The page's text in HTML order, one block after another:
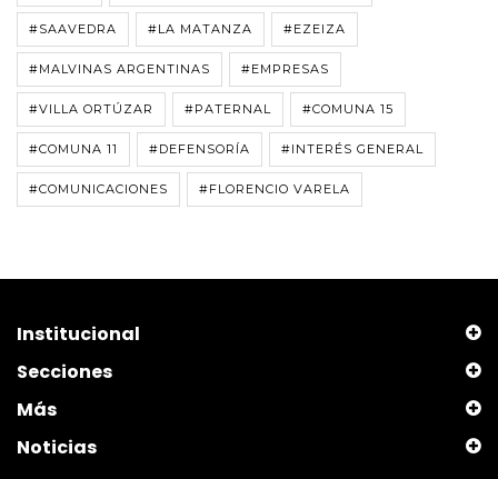
#SAAVEDRA #LA MATANZA #EZEIZA
#MALVINAS ARGENTINAS #EMPRESAS
#VILLA ORTÚZAR #PATERNAL #COMUNA 15
#COMUNA 11 #DEFENSORÍA #INTERÉS GENERAL
#COMUNICACIONES #FLORENCIO VARELA
Institucional
Secciones
Más
Noticias